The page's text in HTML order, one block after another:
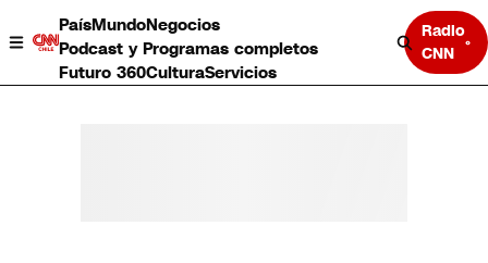
PaísMundoNegocios
Podcast y Programas completos
Futuro 360CulturaServicios
Radio
CNN